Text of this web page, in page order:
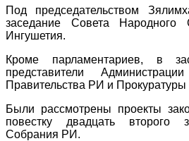
Под председательством
заседание Совета Народного
Ингушетия.
Кроме парламентариев, в
представители
Правительства РИ и
Были рассмотрены проекты
повестку двадцать второго
Собрания РИ.